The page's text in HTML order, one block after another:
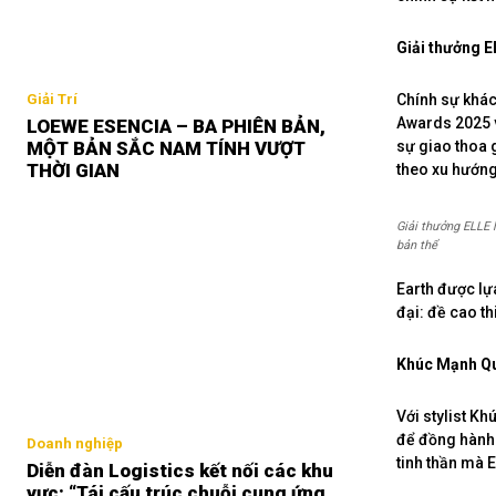
Giải Trí
LOEWE ESENCIA – BA PHIÊN BẢN,
MỘT BẢN SẮC NAM TÍNH VƯỢT
THỜI GIAN
Doanh nghiệp
Diễn đàn Logistics kết nối các khu
Giải thưởng
Chính sự
Awards 2025
sự giao thoa
theo xu
Giải thưởng
bản thể
Earth được
đại: đề cao
Khúc Mạnh
Với stylist
để đồng
tinh thần mà